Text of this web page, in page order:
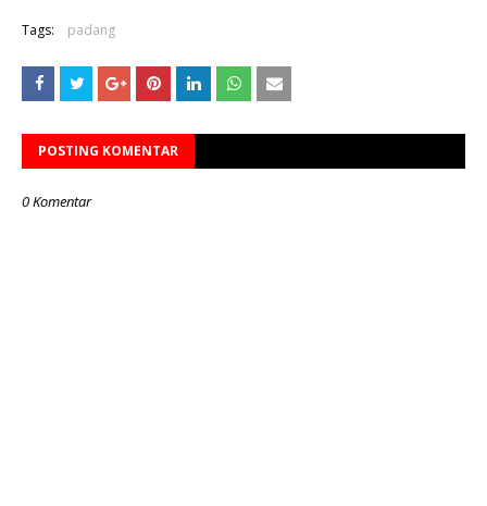
Tags: padang
POSTING KOMENTAR
0 Komentar